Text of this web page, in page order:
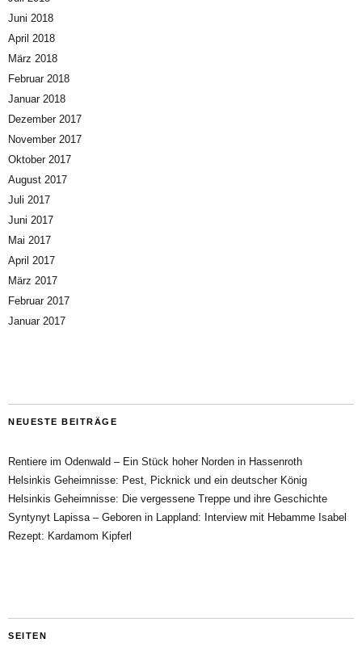
Juni 2018
April 2018
März 2018
Februar 2018
Januar 2018
Dezember 2017
November 2017
Oktober 2017
August 2017
Juli 2017
Juni 2017
Mai 2017
April 2017
März 2017
Februar 2017
Januar 2017
NEUESTE BEITRÄGE
Rentiere im Odenwald – Ein Stück hoher Norden in Hassenroth
Helsinkis Geheimnisse: Pest, Picknick und ein deutscher König
Helsinkis Geheimnisse: Die vergessene Treppe und ihre Geschichte
Syntynyt Lapissa – Geboren in Lappland: Interview mit Hebamme Isabel
Rezept: Kardamom Kipferl
SEITEN